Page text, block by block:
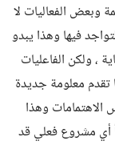
وبعض الفعاليات لا
فيها وهذا يبدو
، ولكن الفاعليات
معلومة جديدة
وهذا
مشروع فعلي قد